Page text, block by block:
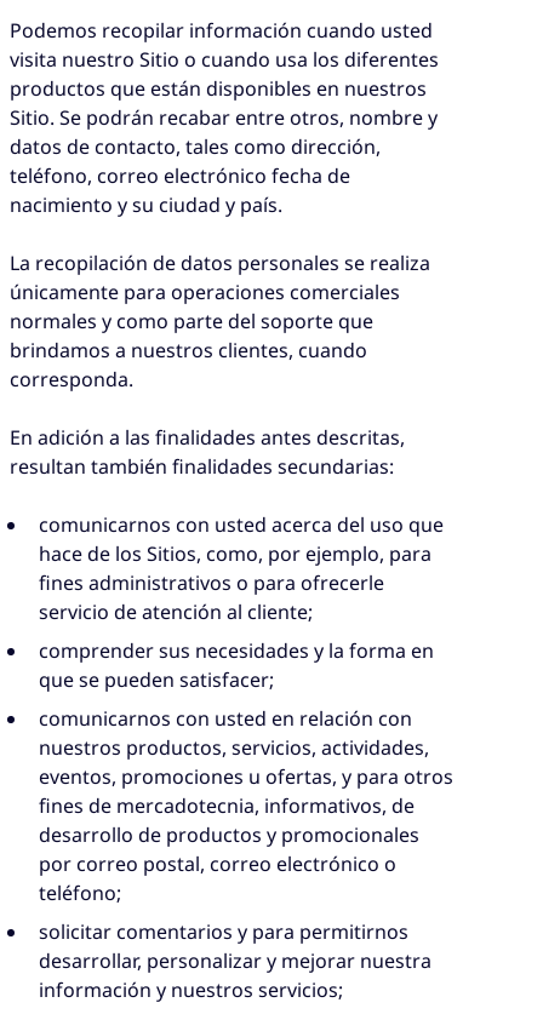
Podemos recopilar información cuando usted
visita nuestro Sitio o cuando usa los diferentes
productos que están disponibles en nuestros
Sitio. Se podrán recabar entre otros, nombre y
datos de contacto, tales como dirección,
teléfono, correo electrónico fecha de
nacimiento y su ciudad y país.
La recopilación de datos personales se realiza
únicamente para operaciones comerciales
normales y como parte del soporte que
brindamos a nuestros clientes, cuando
corresponda.
En adición a las finalidades antes descritas,
resultan también finalidades secundarias:
comunicarnos con usted acerca del uso que
hace de los Sitios, como, por ejemplo, para
fines administrativos o para ofrecerle
servicio de atención al cliente;
comprender sus necesidades y la forma en
que se pueden satisfacer;
comunicarnos con usted en relación con
nuestros productos, servicios, actividades,
eventos, promociones u ofertas, y para otros
fines de mercadotecnia, informativos, de
desarrollo de productos y promocionales
por correo postal, correo electrónico o
teléfono;
solicitar comentarios y para permitirnos
desarrollar, personalizar y mejorar nuestra
información y nuestros servicios;